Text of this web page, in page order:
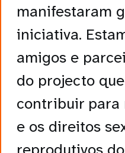
iniciativa.
amigos e
do projecto
contribuir para
e os direitos
reprodutivos